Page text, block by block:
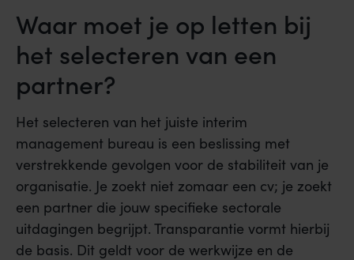
Waar moet je op letten bij
het selecteren van een
partner?
Het selecteren van het juiste interim
management bureau is een beslissing met
verstrekkende gevolgen voor de stabiliteit van je
organisatie. Je zoekt niet zomaar een cv; je zoekt
een partner die jouw specifieke sectorale
uitdagingen begrijpt. Transparantie vormt hierbij
de basis. Dit geldt voor de werkwijze en de